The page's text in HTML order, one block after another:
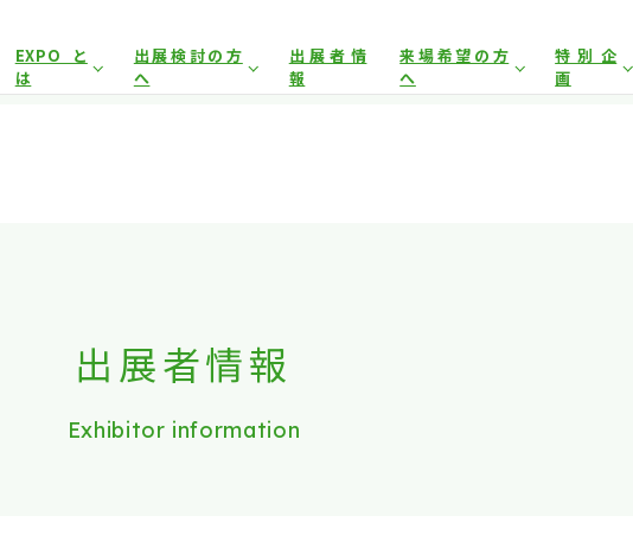
EXPOと
は
出展検討の方
へ
出展者情
報
来場希望の方
へ
特別企
画
展示会場への入場には来場登録が必要です。
出展者情報
Exhibitor information